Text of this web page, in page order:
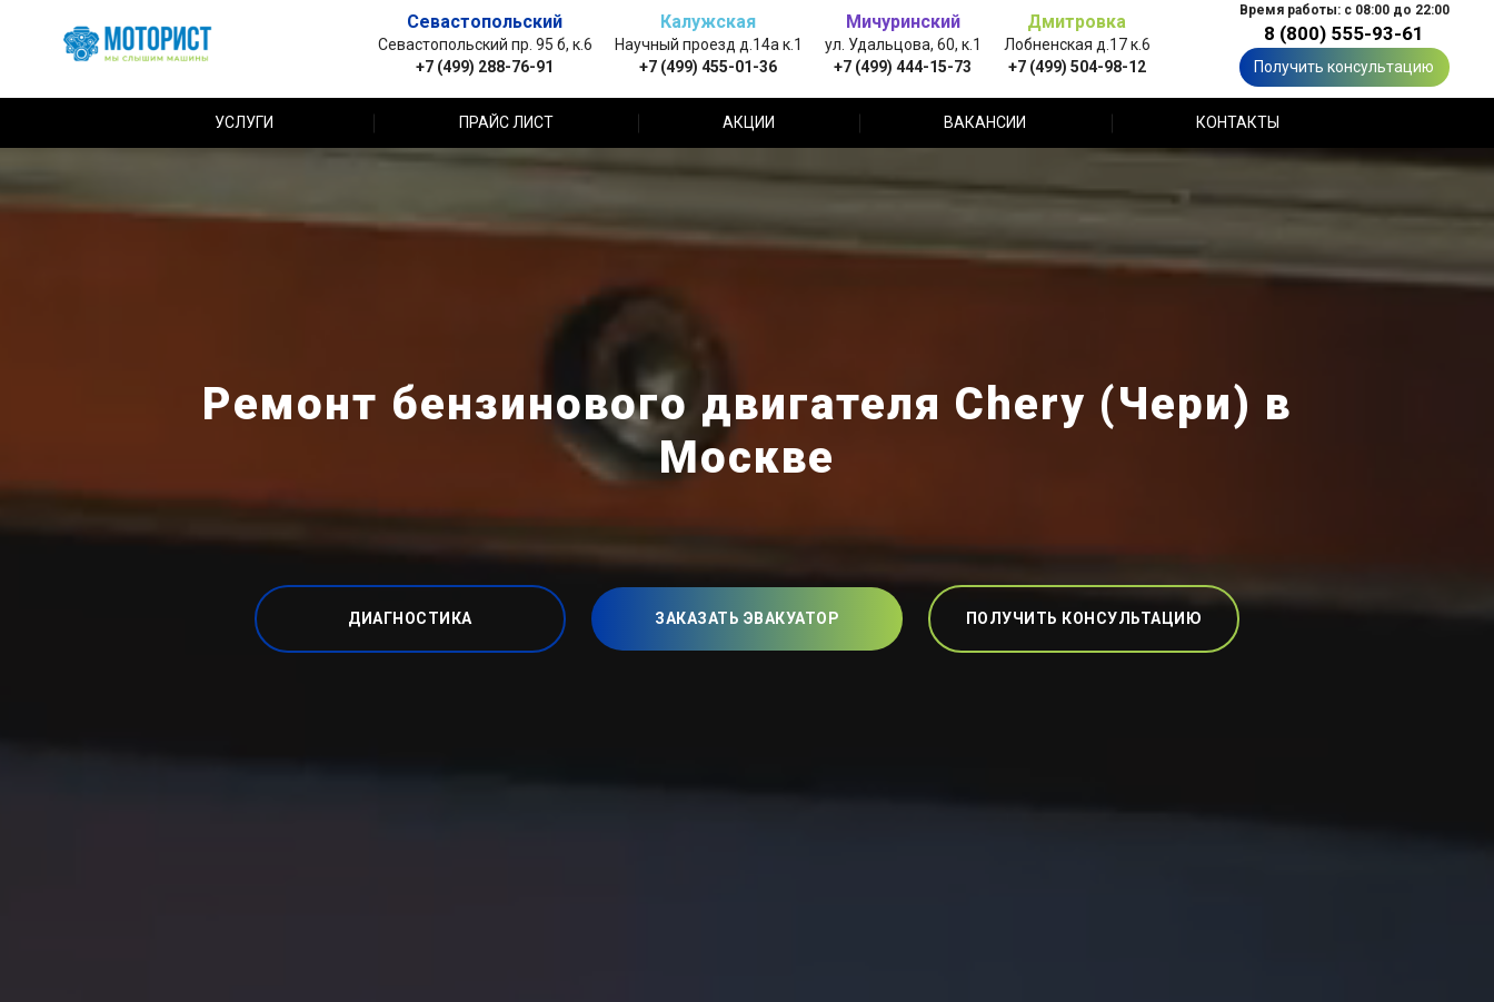
Севастопольский
Севастопольский пр. 95 б, к.6
+7 (499) 288-76-91
Калужская
Научный проезд д.14а к.1
+7 (499) 455-01-36
Мичуринский
ул. Удальцова, 60, к.1
+7 (499) 444-15-73
Дмитровка
Лобненская д.17 к.6
+7 (499) 504-98-12
Время работы: с 08:00 до 22:00
8 (800) 555-93-61
Получить консультацию
УСЛУГИ ПРАЙС ЛИСТ АКЦИИ ВАКАНСИИ КОНТАКТЫ
Ремонт бензинового двигателя Chery (Чери) в
Москве
ДИАГНОСТИКА ЗАКАЗАТЬ ЭВАКУАТОР ПОЛУЧИТЬ КОНСУЛЬТАЦИЮ